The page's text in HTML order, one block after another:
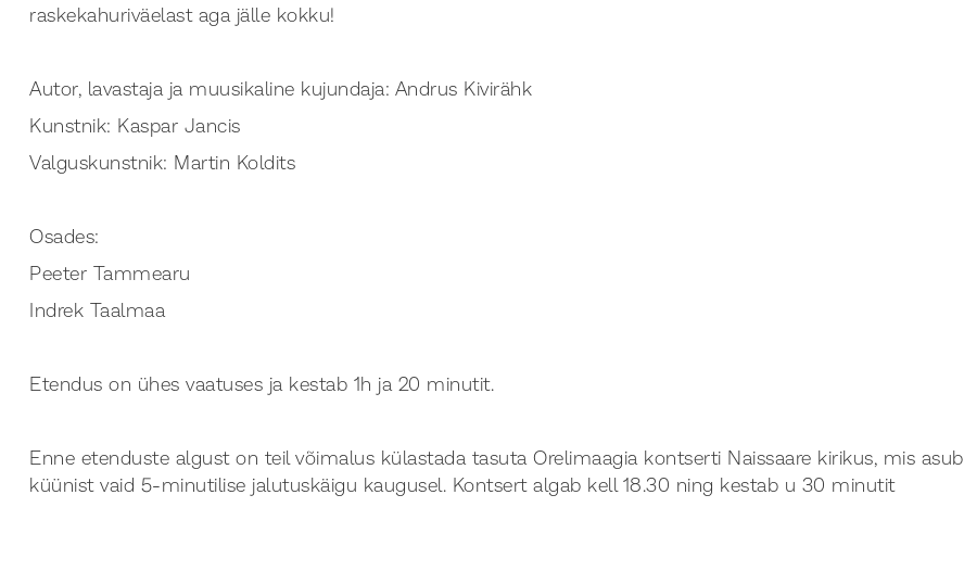
raskekahuriväelast aga jälle kokku!
Autor, lavastaja ja muusikaline kujundaja: Andrus Kivirähk
Kunstnik: Kaspar Jancis
Valguskunstnik: Martin Koldits
Osades:
Peeter Tammearu
Indrek Taalmaa
Etendus on ühes vaatuses ja kestab 1h ja 20 minutit.
Enne etenduste algust on teil võimalus külastada tasuta Orelimaagia kontserti Naissaare kirikus, mis asub
küünist vaid 5-minutilise jalutuskäigu kaugusel. Kontsert algab kell 18.30 ning kestab u 30 minutit